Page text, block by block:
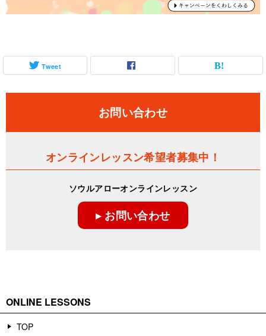
Tweet
お問い合わせ
オンラインレッスン希望者募集中！
ソウルアローオンラインレッスン
▸ お問い合わせ
ONLINE LESSONS
TOP